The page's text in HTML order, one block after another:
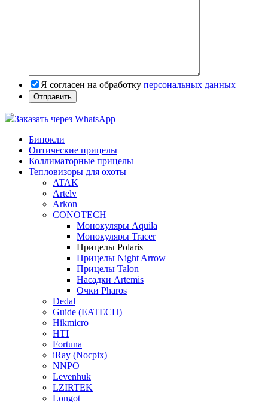
Я согласен на обработку персональных данных
Заказать через WhatsApp
Бинокли
Оптические прицелы
Коллиматорные прицелы
Тепловизоры для охоты
ATAK
Artelv
Arkon
CONOTECH
Монокуляры Aquila
Монокуляры Tracer
Прицелы Polaris
Прицелы Night Arrow
Прицелы Talon
Насадки Artemis
Очки Pharos
Dedal
Guide (EATECH)
Hikmicro
HTI
Fortuna
iRay (Nocpix)
NNPO
Levenhuk
LZIRTEK
Longot